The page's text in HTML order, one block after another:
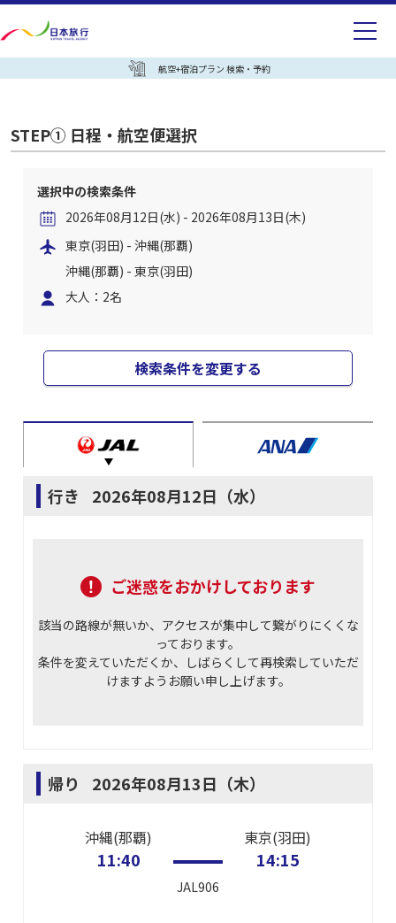
航空+宿泊プラン 検索・予約
STEP① 日程・航空便選択
選択中の検索条件
2026年08月12日(水) - 2026年08月13日(木)
東京(羽田) - 沖縄(那覇)
沖縄(那覇) - 東京(羽田)
大人：2名
検索条件を変更する
行き 2026年08月12日（水）
ご迷惑をおかけしております
該当の路線が無いか、アクセスが集中して繋がりにくくな
っております。
条件を変えていただくか、しばらくして再検索していただ
けますようお願い申し上げます。
帰り 2026年08月13日（木）
沖縄(那覇)
11:40
JAL906
東京(羽田)
14:15